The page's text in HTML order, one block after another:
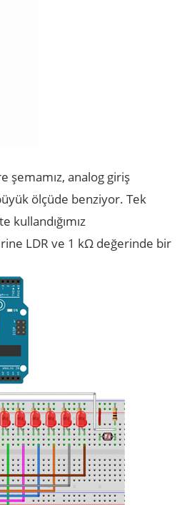
şemamız, analog giriş
ölçüde benziyor. Tek
kullandığımız
LDR ve 1 kΩ değerinde bir